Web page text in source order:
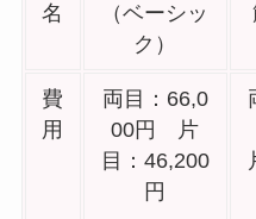
名
（ベーシッ
ク）
費
用
両目：66,0
00円 片
目：46,200
円